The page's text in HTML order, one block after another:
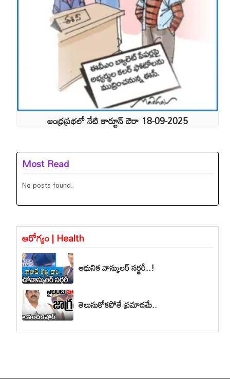
ఆంధ్రప్రభలో నేటి కార్టూన్ ఔరా 18-09-2025
Most Read
No posts found.
ఆరోగ్యం | Health
ఆధునిక వాస్కులర్ సర్జరీ..!
తెలుసుకోకపోతే ప్రమాదమే..